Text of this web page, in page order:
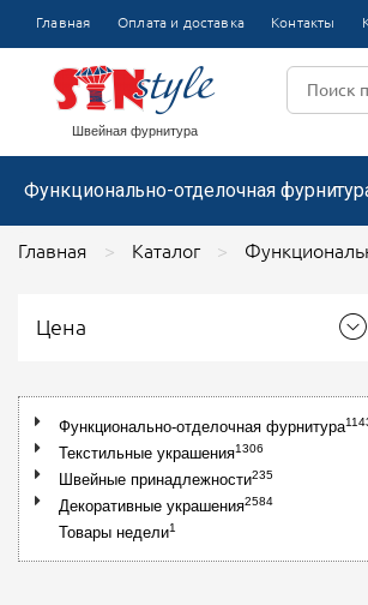
Главная Оплата и доставка Контакты
Швейная фурнитура
Функционально-отделочная
Пряжки
Пряжки пластиковые
Пряжки металлические со стразами
Размерники
Цветочки пластиковые
Цветочки из капроновой ленты
Цветочки декоративные
Кружево цветочное
Главная Каталог
Цена
Функционально-отделочная фурнитура
Текстильные украшения1306
Швейные принадлежности235
Декоративные украшения2584
Товары недели1